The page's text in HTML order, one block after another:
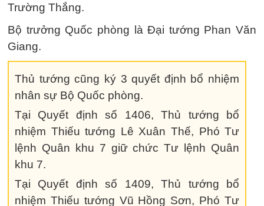
Trường Thắng.
Bộ trưởng Quốc phòng là Đại tướng Phan Văn
Giang.
Thủ tướng cũng ký 3 quyết định bổ nhiệm
nhân sự Bộ Quốc phòng.
Tại Quyết định số 1406, Thủ tướng bổ
nhiệm Thiếu tướng Lê Xuân Thế, Phó Tư
lệnh Quân khu 7 giữ chức Tư lệnh Quân
khu 7.
Tại Quyết định số 1409, Thủ tướng bổ
nhiệm Thiếu tướng Vũ Hồng Sơn, Phó Tư